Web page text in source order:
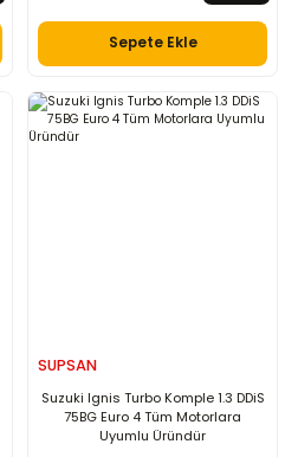
Sepete Ekle
SUPSAN
Suzuki Ignis Turbo Komple 1.3 DDiS
75BG Euro 4 Tüm Motorlara
Uyumlu Üründür